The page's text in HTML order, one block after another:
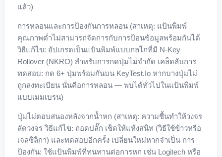
แล้ว)
การหลอนและการป้องกันการหลอน (สาเหตุ: แป้นพิมพ์
คุณภาพต่ำไม่สามารถจัดการกับการป้อนข้อมูลพร้อมกันได้
วิธีแก้ไข: อัปเกรดเป็นแป้นพิมพ์แบบกลไกที่มี N-Key
Rollover (NKRO) สำหรับการกดปุ่มไม่จำกัด เคล็ดลับการ
ทดสอบ: กด 6+ ปุ่มพร้อมกันบน KeyTest.io หากบางปุ่มไม่
ถูกลงทะเบียน นั่นคือการหลอน — พบได้ทั่วไปในแป้นพิมพ์
แบบเมมเบรน)
ปุ่มไม่ตอบสนองหลังจากน้ำหก (สาเหตุ: ความชื้นทำให้วงจร
ลัดวงจร วิธีแก้ไข: ถอดปลั๊ก เช็ดให้แห้งสนิท (วิธีใช้ข้าวหรือ
เจลซิลิกา) และทดสอบอีกครั้ง เปลี่ยนใหม่หากจำเป็น การ
ป้องกัน: ใช้แป้นพิมพ์ที่ทนทานต่อการหก เช่น Logitech หรือ